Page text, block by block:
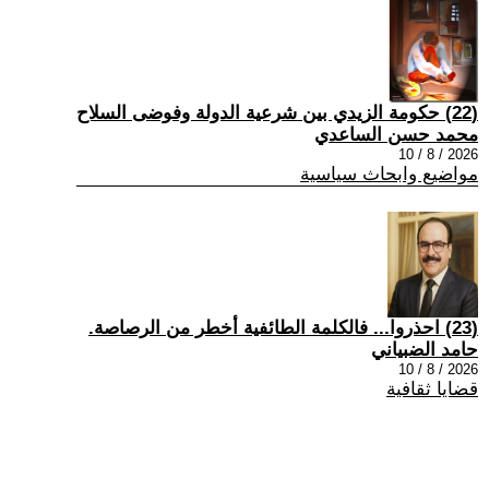
(22) حكومة الزيدي بين شرعية الدولة وفوضى السلاح
محمد حسن الساعدي
2026 / 8 / 10
مواضيع وابحاث سياسية
(23) احذروا... فالكلمة الطائفية أخطر من الرصاصة.
حامد الضبياني
2026 / 8 / 10
قضايا ثقافية